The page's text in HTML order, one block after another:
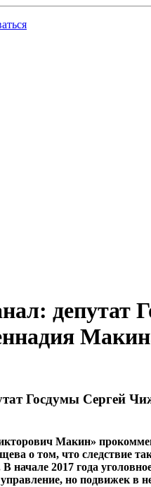
депутат
Госдумы Сергей
Макин»
о том, что следствие
начале 2017 года
но подвижек в